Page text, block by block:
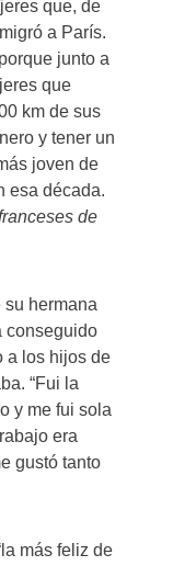
que, de
a París.
junto a
que
km de sus
y tener un
joven de
esa década.
de
hermana
conseguido
a los hijos de
“Fui la
y me fui sola
era
gustó tanto
más feliz de